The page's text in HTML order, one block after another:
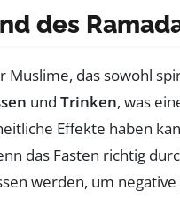
des
das sowohl
und Trinken, was
Effekte haben
das Fasten richtig
werden, um